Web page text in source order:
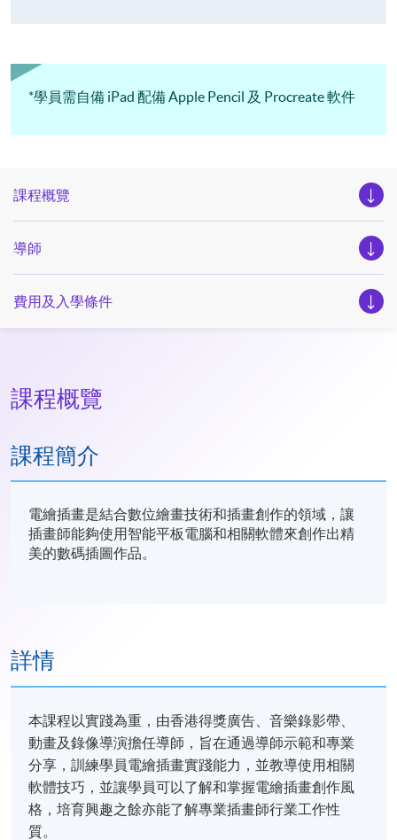
*學員需自備 iPad 配備 Apple Pencil 及 Procreate 軟件
課程概覽
導師
費用及入學條件
課程概覽
課程簡介
電繪插畫是結合數位繪畫技術和插畫創作的領域，讓
插畫師能夠使用智能平板電腦和相關軟體來創作出精
美的數碼插圖作品。
詳情
本課程以實踐為重，由香港得獎廣告、音樂錄影帶、
動畫及錄像導演擔任導師，旨在通過導師示範和專業
分享，訓練學員電繪插畫實踐能力，並教導使用相關
軟體技巧，並讓學員可以了解和掌握電繪插畫創作風
格，培育興趣之餘亦能了解專業插畫師行業工作性
質。